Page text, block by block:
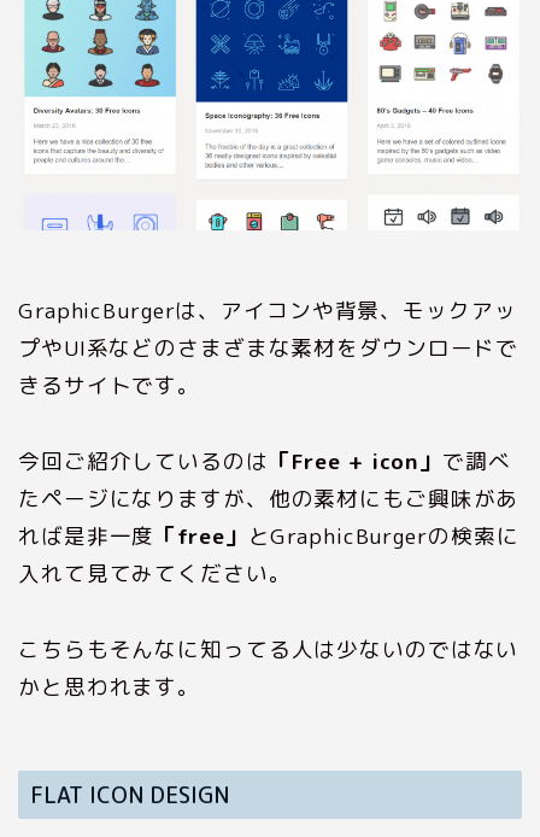
GraphicBurgerは、アイコンや背景、モックアッ
プやUI系などのさまざまな素材をダウンロードで
きるサイトです。
今回ご紹介しているのは 「Free + icon」 で調べ
たページになりますが、他の素材にもご興味があ
れば是非一度 「free」 とGraphicBurgerの検索に
入れて見てみてください。
こちらもそんなに知ってる人は少ないのではない
かと思われます。
FLAT ICON DESIGN